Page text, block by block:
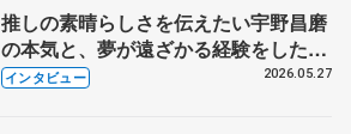
推しの素晴らしさを伝えたい宇野昌磨
の本気と、夢が遠ざかる経験をした本
田真凜の覚悟
インタビュー 2026.05.27